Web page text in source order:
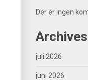
Der er ingen
Archives
juli 2026
juni 2026